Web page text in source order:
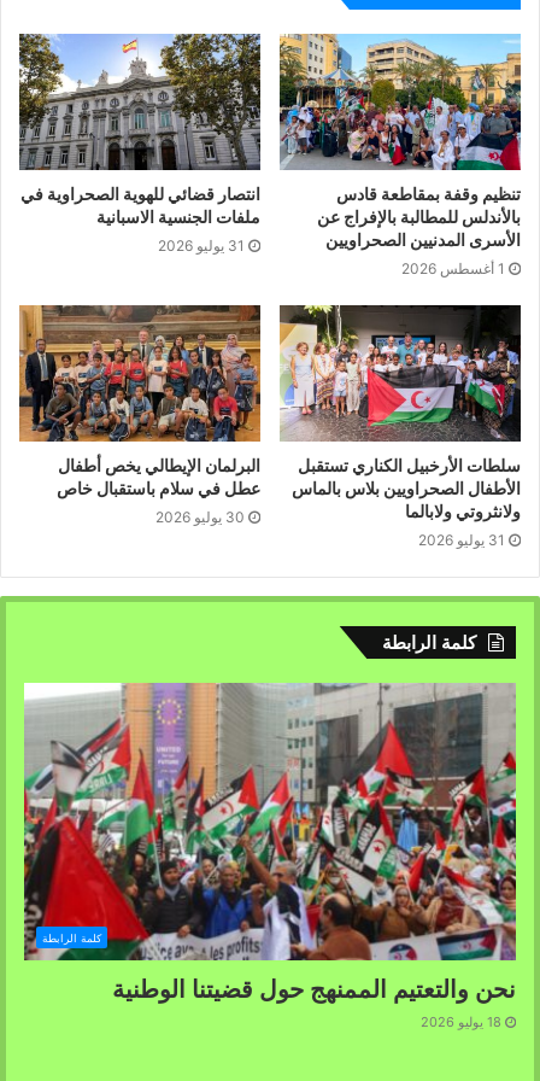
تنظيم وقفة بمقاطعة قادس
بالأندلس للمطالبة بالإفراج عن
الأسرى المدنيين الصحراويين
1 أغسطس 2026
انتصار قضائي للهوية الصحراوية في
ملفات الجنسية الاسبانية
31 يوليو 2026
سلطات الأرخبيل الكناري تستقبل
الأطفال الصحراويين بلاس بالماس
ولانثروتي ولابالما
31 يوليو 2026
البرلمان الإيطالي يخص أطفال
عطل في سلام باستقبال خاص
30 يوليو 2026
كلمة الرابطة
كلمة الرابطة
نحن والتعتيم الممنهج حول قضيتنا الوطنية
18 يوليو 2026